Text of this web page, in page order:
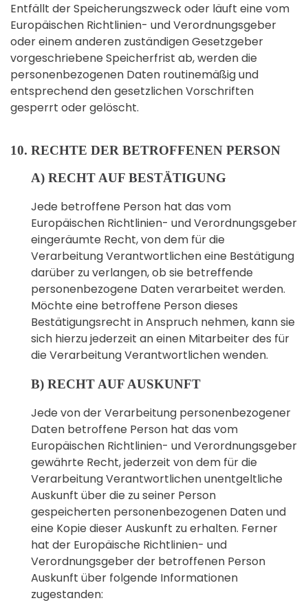
Entfällt der Speicherungszweck oder läuft eine vom
Europäischen Richtlinien- und Verordnungsgeber
oder einem anderen zuständigen Gesetzgeber
vorgeschriebene Speicherfrist ab, werden die
personenbezogenen Daten routinemäßig und
entsprechend den gesetzlichen Vorschriften
gesperrt oder gelöscht.
10. RECHTE DER BETROFFENEN PERSON
A) RECHT AUF BESTÄTIGUNG
Jede betroffene Person hat das vom
Europäischen Richtlinien- und Verordnungsgeber
eingeräumte Recht, von dem für die
Verarbeitung Verantwortlichen eine Bestätigung
darüber zu verlangen, ob sie betreffende
personenbezogene Daten verarbeitet werden.
Möchte eine betroffene Person dieses
Bestätigungsrecht in Anspruch nehmen, kann sie
sich hierzu jederzeit an einen Mitarbeiter des für
die Verarbeitung Verantwortlichen wenden.
B) RECHT AUF AUSKUNFT
Jede von der Verarbeitung personenbezogener
Daten betroffene Person hat das vom
Europäischen Richtlinien- und Verordnungsgeber
gewährte Recht, jederzeit von dem für die
Verarbeitung Verantwortlichen unentgeltliche
Auskunft über die zu seiner Person
gespeicherten personenbezogenen Daten und
eine Kopie dieser Auskunft zu erhalten. Ferner
hat der Europäische Richtlinien- und
Verordnungsgeber der betroffenen Person
Auskunft über folgende Informationen
zugestanden: